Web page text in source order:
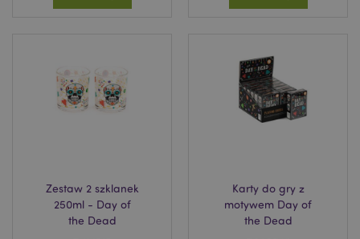
Zestaw 2 szklanek
250ml - Day of
the Dead
Karty do gry z
motywem Day of
the Dead
Provider/
.puckator.pl